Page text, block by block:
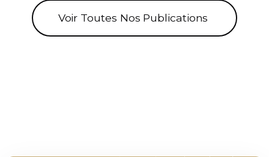
Voir Toutes Nos Publications